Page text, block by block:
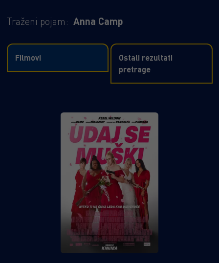
Traženi pojam: Anna Camp
Filmovi
Ostali rezultati
pretrage